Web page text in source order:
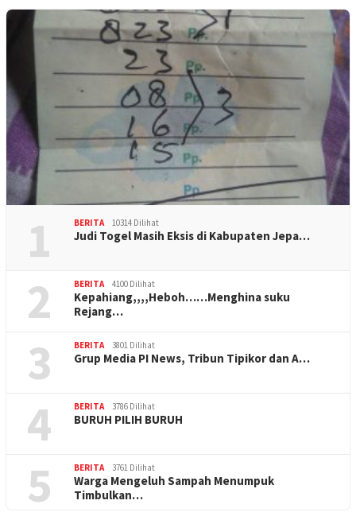
1 BERITA 10314 Dilihat
Judi Togel Masih Eksis di Kabupaten Jepa…
2 BERITA 4100 Dilihat
Kepahiang,,,,Heboh……Menghina suku
Rejang…
3 BERITA 3801 Dilihat
Grup Media PI News, Tribun Tipikor dan A…
4 BERITA 3786 Dilihat
BURUH PILIH BURUH
5 BERITA 3761 Dilihat
Warga Mengeluh Sampah Menumpuk
Timbulkan…